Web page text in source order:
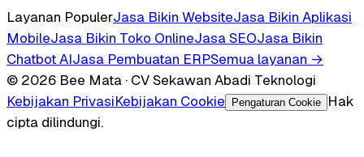
Layanan PopulerJasa Bikin WebsiteJasa Bikin Aplikasi
MobileJasa Bikin Toko OnlineJasa SEOJasa Bikin
Chatbot AIJasa Pembuatan ERPSemua layanan →
© 2026 Bee Mata · CV Sekawan Abadi Teknologi
Kebijakan PrivasiKebijakan Cookie Pengaturan Cookie
Hak
cipta dilindungi.